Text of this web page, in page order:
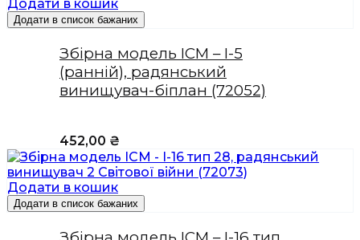
Додати в кошик
Додати в список бажаних
Збірна модель ICM – І-5
(ранній), радянський
винищувач-біплан (72052)
452,00 ₴
Додати в кошик
Додати в список бажаних